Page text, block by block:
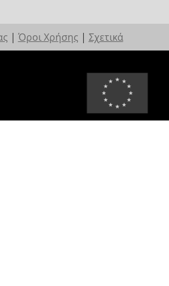
| Όροι Χρήσης | Σχετικά